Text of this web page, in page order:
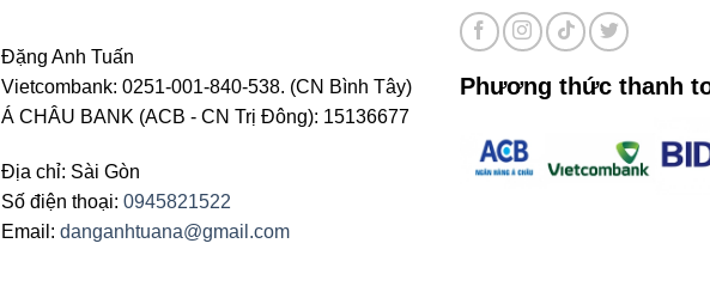
Đặng Anh Tuấn
Vietcombank: 0251-001-840-538. (CN Bình Tây)
Á CHÂU BANK (ACB - CN Trị Đông): 15136677
Địa chỉ: Sài Gòn
Số điện thoại: 0945821522
Email: danganhtuana@gmail.com
Phương thức thanh